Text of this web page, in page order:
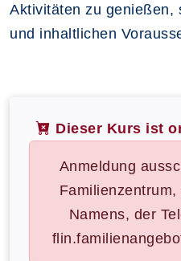
Aktivitäten zu genießen,
und inhaltlichen
Dieser Kurs ist
Anmeldung
Namens, der